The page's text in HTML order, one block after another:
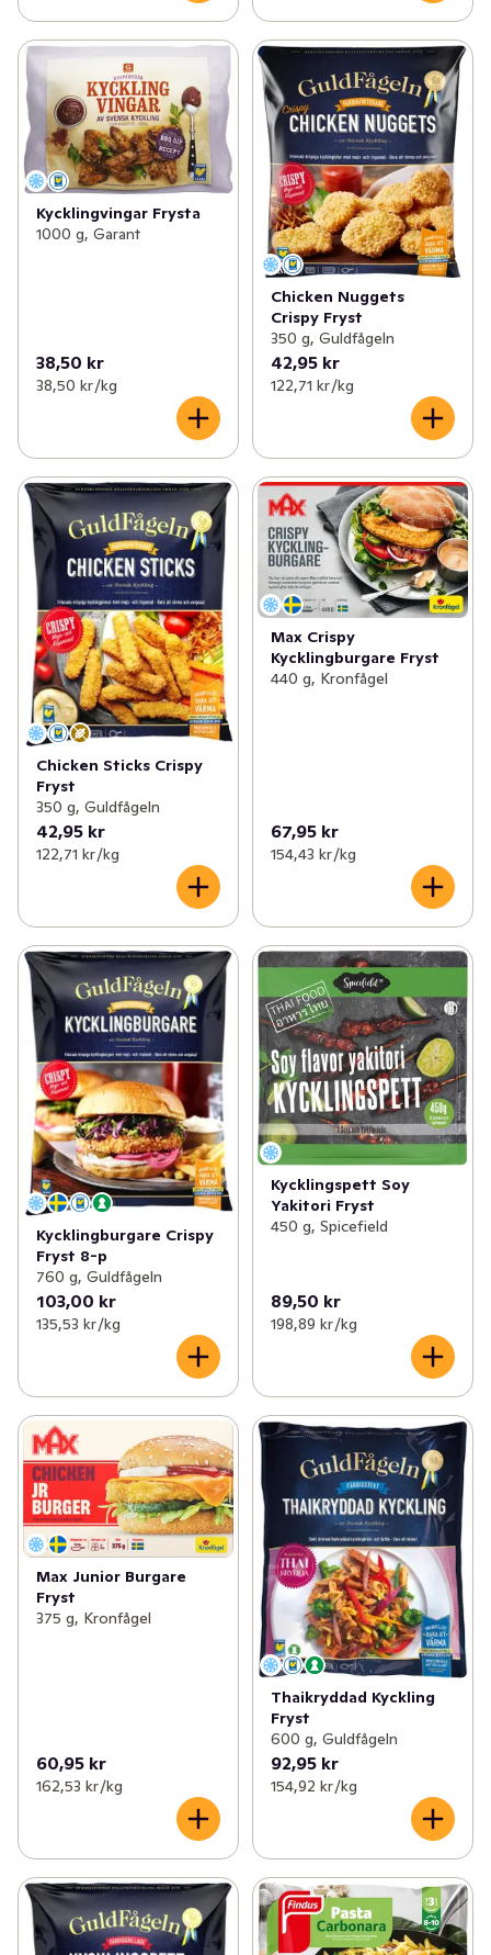
Kycklingvingar Frysta
1000 g, Garant
38,50 kr
38,50 kr /kg
Chicken Nuggets
Crispy Fryst
350 g, Guldfågeln
42,95 kr
122,71 kr /kg
Chicken Sticks Crispy
Fryst
350 g, Guldfågeln
42,95 kr
122,71 kr /kg
Max Crispy
Kycklingburgare Fryst
440 g, Kronfågel
67,95 kr
154,43 kr /kg
Kycklingburgare Crispy
Fryst 8-p
760 g, Guldfågeln
103,00 kr
135,53 kr /kg
Kycklingspett Soy
Yakitori Fryst
450 g, Spicefield
89,50 kr
198,89 kr /kg
Max Junior Burgare
Fryst
375 g, Kronfågel
60,95 kr
162,53 kr /kg
Thaikryddad Kyckling
Fryst
600 g, Guldfågeln
92,95 kr
154,92 kr /kg